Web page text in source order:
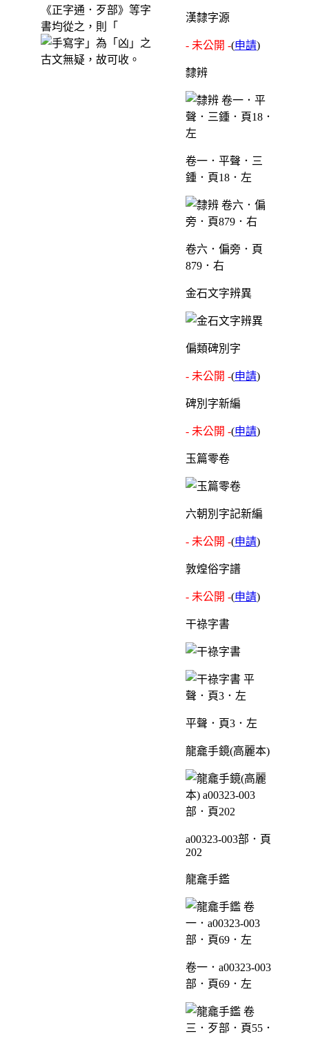
《正字通．歹部》等字
書均從之，則「
」為「凶」之
古文無疑，故可收。
漢隸字源
- 未公開 -(申請)
隸辨
卷一．平聲．三
鍾．頁18．左
卷六．偏旁．頁
879．右
金石文字辨異
偏類碑別字
- 未公開 -(申請)
碑別字新編
- 未公開 -(申請)
玉篇零卷
六朝別字記新編
- 未公開 -(申請)
敦煌俗字譜
- 未公開 -(申請)
干祿字書
平聲．頁3．左
龍龕手鏡(高麗本)
a00323-003部．頁
202
龍龕手鑑
卷一．a00323-003
部．頁69．左